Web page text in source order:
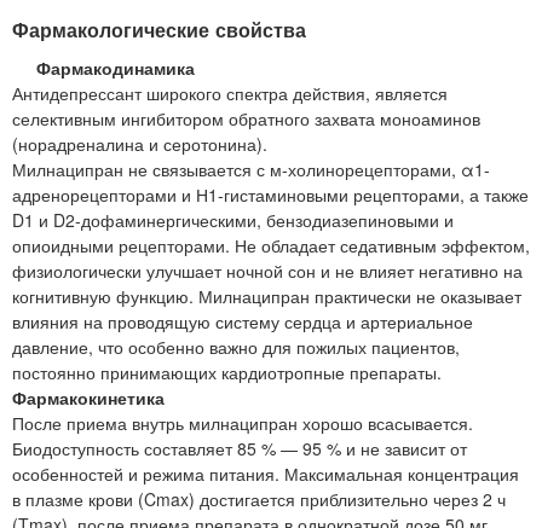
Фармакологические свойства
Фармакодинамика
Антидепрессант широкого спектра действия, является
селективным ингибитором обратного захвата моноаминов
(норадреналина и серотонина).
Милнаципран не связывается с м-холинорецепторами, α1-
адренорецепторами и Н1-гистаминовыми рецепторами, а также
D1 и D2-дофаминергическими, бензодиазепиновыми и
опиоидными рецепторами. Не обладает седативным эффектом,
физиологически улучшает ночной сон и не влияет негативно на
когнитивную функцию. Милнаципран практически не оказывает
влияния на проводящую систему сердца и артериальное
давление, что особенно важно для пожилых пациентов,
постоянно принимающих кардиотропные препараты.
Фармакокинетика
После приема внутрь милнаципран хорошо всасывается.
Биодоступность составляет 85 % — 95 % и не зависит от
особенностей и режима питания. Максимальная концентрация
в плазме крови (Cmax) достигается приблизительно через 2 ч